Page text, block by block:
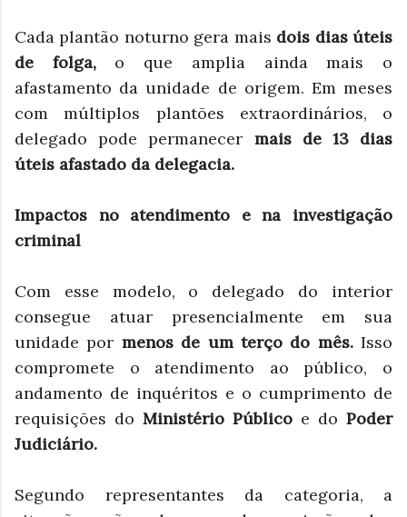
Cada plantão noturno gera mais dois dias úteis
de folga,o que amplia ainda mais o
afastamento da unidade de origem. Em meses
com múltiplos plantões extraordinários, o
delegado pode permanecer mais de 13 dias
úteis afastado da delegacia.
Impactos no atendimento e na investigação
criminal
Com esse modelo, o delegado do interior
consegue atuar presencialmente em sua
unidade por menos de um terço do mês.Isso
compromete o atendimento ao público, o
andamento de inquéritos e o cumprimento de
requisições do Ministério Público e do Poder
Judiciário.
Segundo representantes da categoria, a